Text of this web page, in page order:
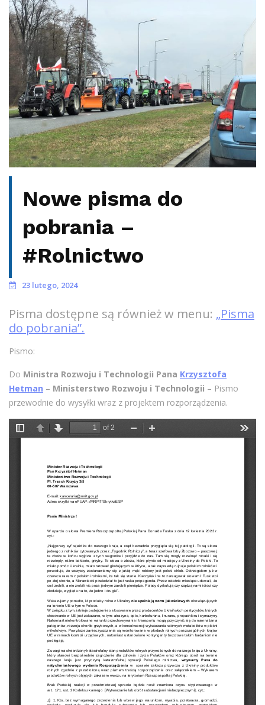
Nowe pisma do
pobrania –
#Rolnictwo
23 lutego, 2024
Pisma dostępne są również w menu: „Pisma
do pobrania”.
Pismo:
Do Ministra Rozwoju i Technologii Pana Krzysztofa
Hetman – Ministerstwo Rozwoju i Technologii – Pismo
przewodnie do wysyłki wraz z projektem rozporządzenia.